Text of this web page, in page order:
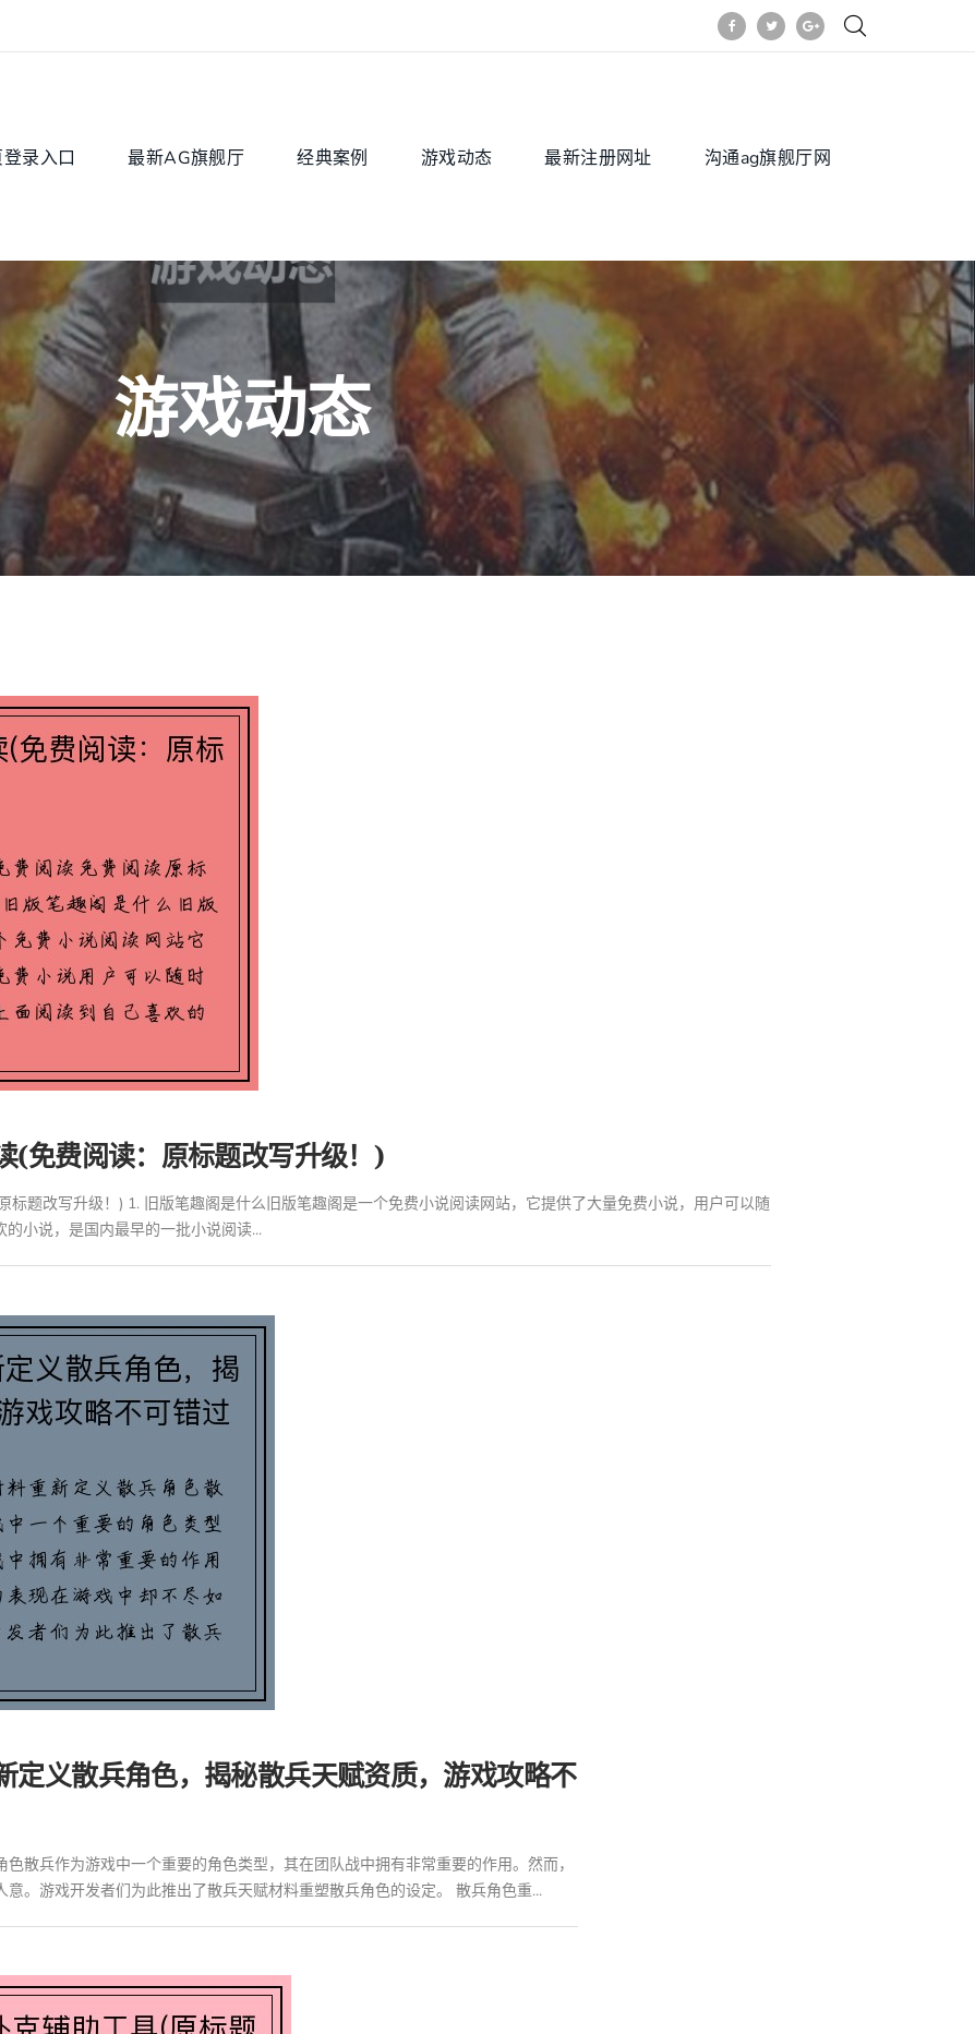
录入口 最新AG旗舰厅 经典案例 游戏动态 最新注册网址 沟通ag旗舰厅网
游戏动态
(免费阅读：原标题改写升级！)
标题改写升级！) 1. 旧版笔趣阁是什么旧版笔趣阁是一个免费小说阅读网站，它提供了大量免费小说，用户可以随
小说，是国内最早的一批小说阅读...
定义散兵角色，揭秘散兵天赋资质，游戏攻略不
散兵作为游戏中一个重要的角色类型，其在团队战中拥有非常重要的作用。然而，
。游戏开发者们为此推出了散兵天赋材料重塑散兵角色的设定。 散兵角色重...